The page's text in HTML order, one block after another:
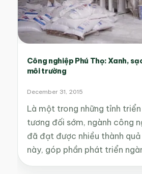
Công nghiệp Phú Thọ: Xanh,
môi trường
December 31, 2015
Là một trong những tỉnh triển
tương đối sớm, ngành công
đã đạt được nhiều thành
này, góp phần phát triển